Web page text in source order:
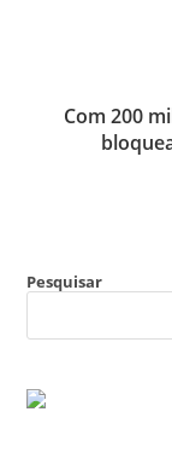
Com 200
Pesquisar